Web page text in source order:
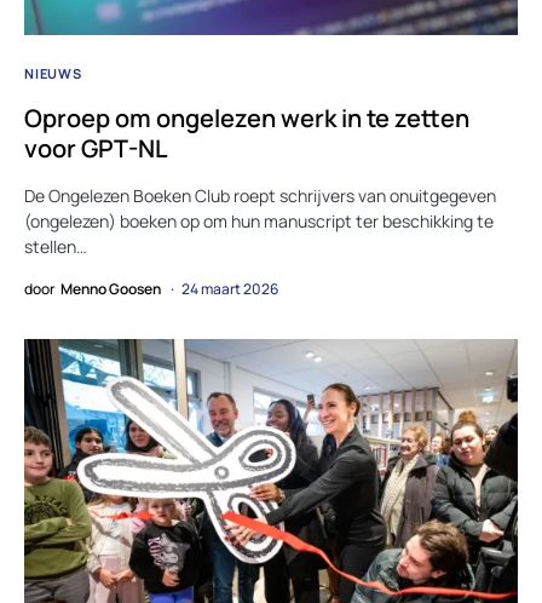
NIEUWS
Oproep om ongelezen werk in te zetten
voor GPT-NL
De Ongelezen Boeken Club roept schrijvers van onuitgegeven
(ongelezen) boeken op om hun manuscript ter beschikking te
stellen…
door Menno Goosen 24 maart 2026